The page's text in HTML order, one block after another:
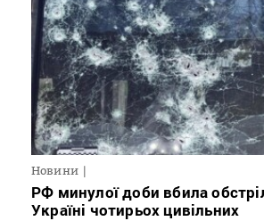
Новини
РФ минулої доби вбила
Україні чотирьох цивільних